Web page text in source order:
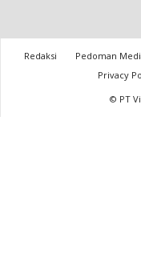
Redaksi Pedoman
Privacy
© PT